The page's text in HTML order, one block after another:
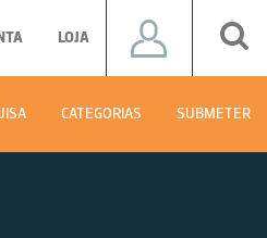
LOJA
CATEGORIAS SUBMETER